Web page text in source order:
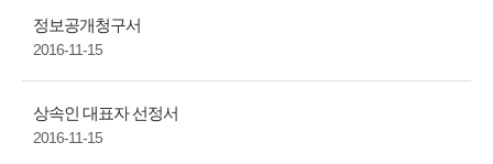
정보공개청구서
2016-11-15
상속인 대표자 선정서
2016-11-15